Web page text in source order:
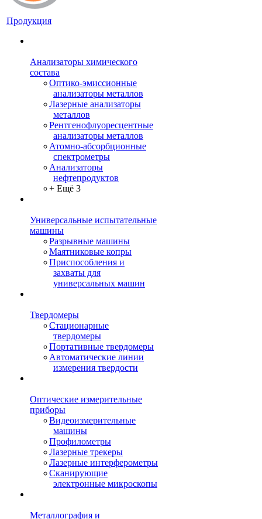
Продукция
Анализаторы химического
состава
Оптико-эмиссионные
анализаторы металлов
Лазерные анализаторы
металлов
Рентгенофлуоресцентные
анализаторы металлов
Атомно-абсорбционные
спектрометры
Анализаторы
нефтепродуктов
+ Ещё 3
Универсальные испытательные
машины
Разрывные машины
Маятниковые копры
Приспособления и
захваты для
универсальных машин
Твердомеры
Стационарные
твердомеры
Портативные твердомеры
Автоматические линии
измерения твердости
Оптические измерительные
приборы
Видеоизмерительные
машины
Профилометры
Лазерные трекеры
Лазерные интерферометры
Сканирующие
электронные микроскопы
Металлография и